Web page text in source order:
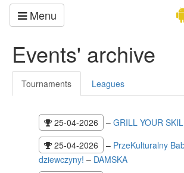
Menu
Events' archive
Tournaments Leagues
25-04-2026 – GRILL YOUR
25-04-2026
– PrzeKulturalny
dziewczyny! – DAMSKA